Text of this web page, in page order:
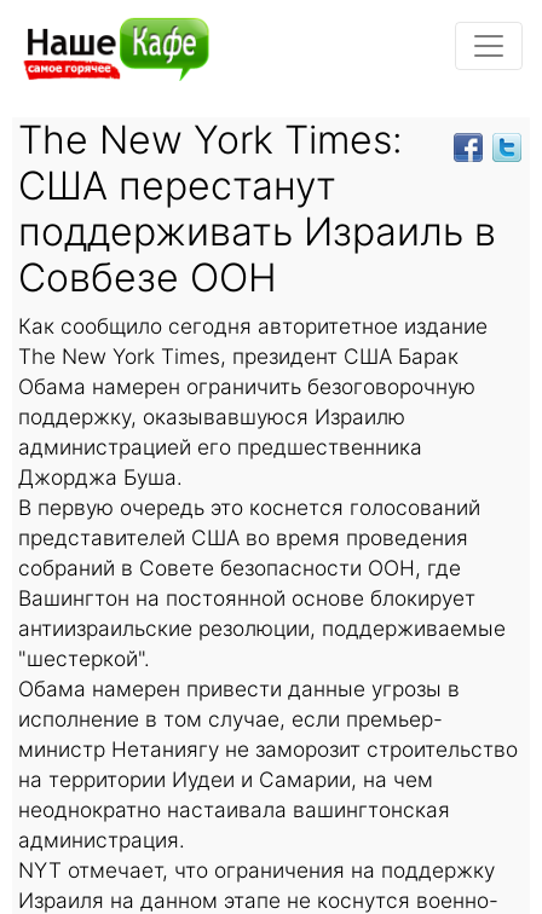
The New York Times:
США перестанут
поддерживать Израиль в
Совбезе ООН
Как сообщило сегодня авторитетное издание
The New York Times, президент США Барак
Обама намерен ограничить безоговорочную
поддержку, оказывавшуюся Израилю
администрацией его предшественника
Джорджа Буша.
В первую очередь это коснется голосований
представителей США во время проведения
собраний в Совете безопасности ООН, где
Вашингтон на постоянной основе блокирует
антиизраильские резолюции, поддерживаемые
"шестеркой".
Обама намерен привести данные угрозы в
исполнение в том случае, если премьер-
министр Нетаниягу не заморозит строительство
на территории Иудеи и Самарии, на чем
неоднократно настаивала вашингтонская
администрация.
NYT отмечает, что ограничения на поддержку
Израиля на данном этапе не коснутся военно-